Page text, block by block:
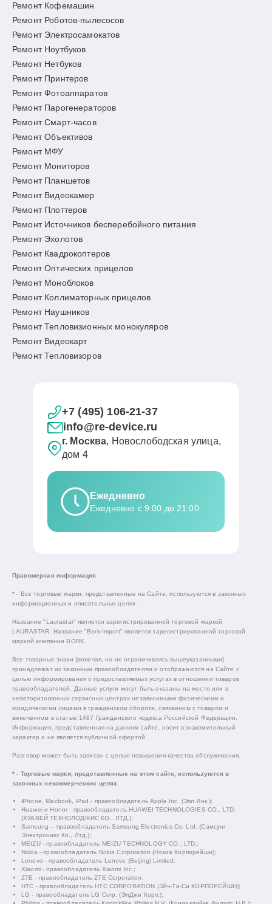
Ремонт Кофемашин
Ремонт Роботов-пылесосов
Ремонт Электросамокатов
Ремонт Ноутбуков
Ремонт Нетбуков
Ремонт Принтеров
Ремонт Фотоаппаратов
Ремонт Парогенераторов
Ремонт Смарт-часов
Ремонт Объективов
Ремонт МФУ
Ремонт Мониторов
Ремонт Планшетов
Ремонт Видеокамер
Ремонт Плоттеров
Ремонт Источников бесперебойного питания
Ремонт Эхолотов
Ремонт Квадрокоптеров
Ремонт Оптических прицелов
Ремонт Моноблоков
Ремонт Коллиматорных прицелов
Ремонт Наушников
Ремонт Тепловизионных монокуляров
Ремонт Видеокарт
Ремонт Тепловизоров
+7 (495) 106-21-37
info@re-device.ru
г. Москва, Новослободская улица,
дом 4
Ежедневно
Ежедневно с 9:00 до 21:00
Правомерная информация
* - Все торговые марки, представленные на Сайте, используются в законных
информационных и описательных целях.
Название "Laurastar" является зарегистрированной торговой маркой
LAURASTAR. Название "Bork-Import" является зарегистрированной торговой
маркой компании BORK.
Все товарные знаки (включая, но не ограничиваясь вышеуказанными)
принадлежат их законным правообладателям и отображаются на Сайте с
целью информирования о предоставляемых услугах в отношении товаров
правообладателей. Данные услуги могут быть оказаны на месте или в
неавторизованных сервисных центрах независимыми физическими и
юридическими лицами в гражданском обороте, связанном с товаром и
включенном в статью 1487 Гражданского кодекса Российской Федерации.
Информация, представленная на данном сайте, носит ознакомительный
характер и не является публичной офертой.
Разговор может быть записан с целью повышения качества обслуживания.
* - Торговые марки, представленные на этом сайте, используются в
законных некоммерческих целях.
iPhone, Macbook, iPad - правообладатель Apple Inc. (Эпл Инк.);
Huawei и Honor - правообладатель HUAWEI TECHNOLOGIES CO., LTD.
(ХУАВЕЙ ТЕКНОЛОДЖИС КО., ЛТД.);
Samsung – правообладатель Samsung Electronics Co. Ltd. (Самсунг
Электроникс Ко., Лтд.);
MEIZU - правообладатель MEIZU TECHNOLOGY CO., LTD.;
Nokia - правообладатель Nokia Corporation (Нокиа Корпорейшн);
Lenovo - правообладатель Lenovo (Beijing) Limited;
Xiaomi - правообладатель Xiaomi Inc.;
ZTE - правообладатель ZTE Corporation;
HTC - правообладатель HTC CORPORATION (Эйч-Ти-Си КОРПОРЕЙШН);
LG - правообладатель LG Corp. (ЭлДжи Корп.);